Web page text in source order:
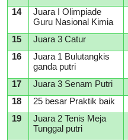
14
Juara I Olimpiade
Guru Nasional Kimia
15 Juara 3 Catur
16
Juara 1 Bulutangkis
ganda putri
17 Juara 3 Senam Putri
18
25 besar Praktik baik
19
Juara 2 Tenis Meja
Tunggal putri